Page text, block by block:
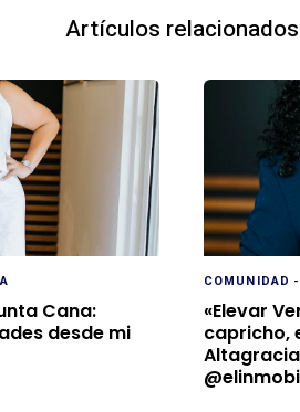
Artículos relacionados
Cana:
desde mi
COMUNIDAD -
«Elevar
capricho,